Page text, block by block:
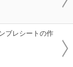
ブレシートの作